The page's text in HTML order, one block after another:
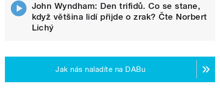
John Wyndham: Den trifidů. Co se stane,
když většina lidí přijde o zrak? Čte Norbert
Lichý
Jak nás naladíte na DABu